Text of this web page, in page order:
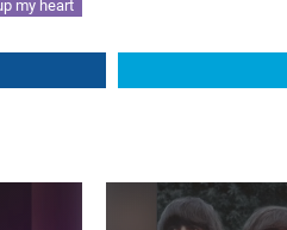
my heart